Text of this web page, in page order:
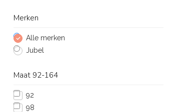
Merken
Alle merken
Jubel
Maat 92-164
92
98